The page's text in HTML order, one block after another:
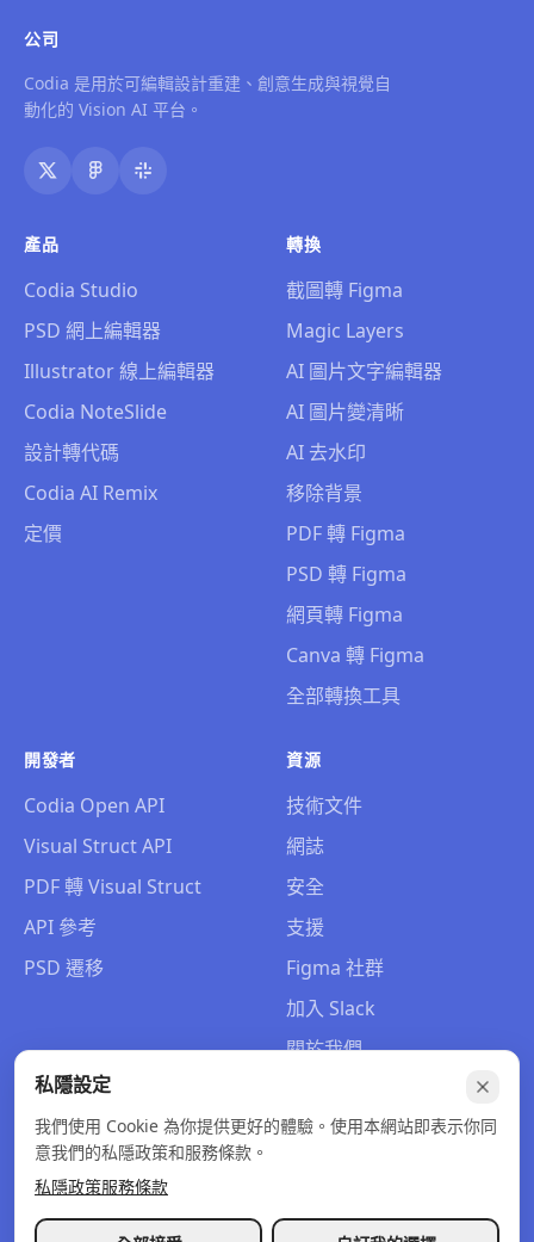
公司
Codia 是用於可編輯設計重建、創意生成與視覺自
動化的 Vision AI 平台。
產品
Codia Studio
PSD 網上編輯器
Illustrator 線上編輯器
Codia NoteSlide
設計轉代碼
Codia AI Remix
定價
轉換
截圖轉 Figma
Magic Layers
AI 圖片文字編輯器
AI 圖片變清晰
AI 去水印
移除背景
PDF 轉 Figma
PSD 轉 Figma
網頁轉 Figma
Canva 轉 Figma
全部轉換工具
開發者
Codia Open API
Visual Struct API
PDF 轉 Visual Struct
API 參考
PSD 遷移
資源
技術文件
網誌
安全
支援
Figma 社群
加入 Slack
關於我們
私隱政策
服務條款退款政策
私隱設定
我們使用 Cookie 為你提供更好的體驗。使用本網站即表示你同
意我們的私隱政策和服務條款。
私隱政策服務條款